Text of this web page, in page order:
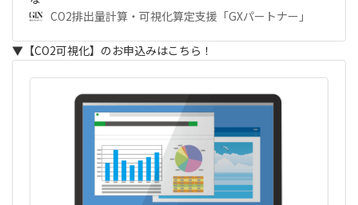
CO2排出量計算・可視化算定支援「GXパートナー」
▼【CO2可視化】のお申込みはこちら！